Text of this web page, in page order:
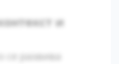
и
се развива